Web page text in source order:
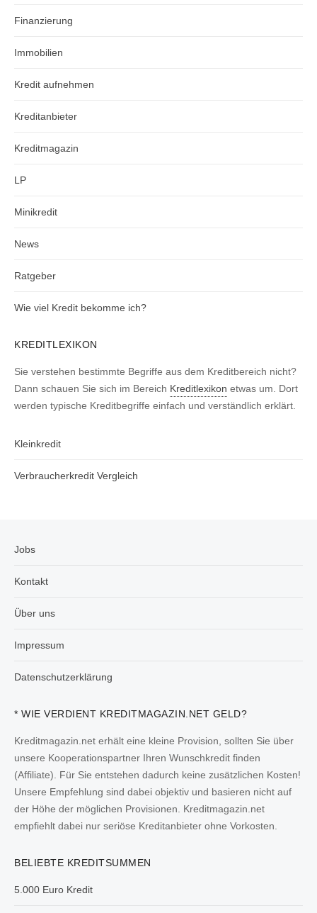
Finanzierung
Immobilien
Kredit aufnehmen
Kreditanbieter
Kreditmagazin
LP
Minikredit
News
Ratgeber
Wie viel Kredit bekomme ich?
KREDITLEXIKON
Sie verstehen bestimmte Begriffe aus dem Kreditbereich nicht?
Dann schauen Sie sich im Bereich Kreditlexikon etwas um. Dort
werden typische Kreditbegriffe einfach und verständlich erklärt.
Kleinkredit
Verbraucherkredit Vergleich
Jobs
Kontakt
Über uns
Impressum
Datenschutzerklärung
* WIE VERDIENT KREDITMAGAZIN.NET GELD?
Kreditmagazin.net erhält eine kleine Provision, sollten Sie über
unsere Kooperationspartner Ihren Wunschkredit finden
(Affiliate). Für Sie entstehen dadurch keine zusätzlichen Kosten!
Unsere Empfehlung sind dabei objektiv und basieren nicht auf
der Höhe der möglichen Provisionen. Kreditmagazin.net
empfiehlt dabei nur seriöse Kreditanbieter ohne Vorkosten.
BELIEBTE KREDITSUMMEN
5.000 Euro Kredit